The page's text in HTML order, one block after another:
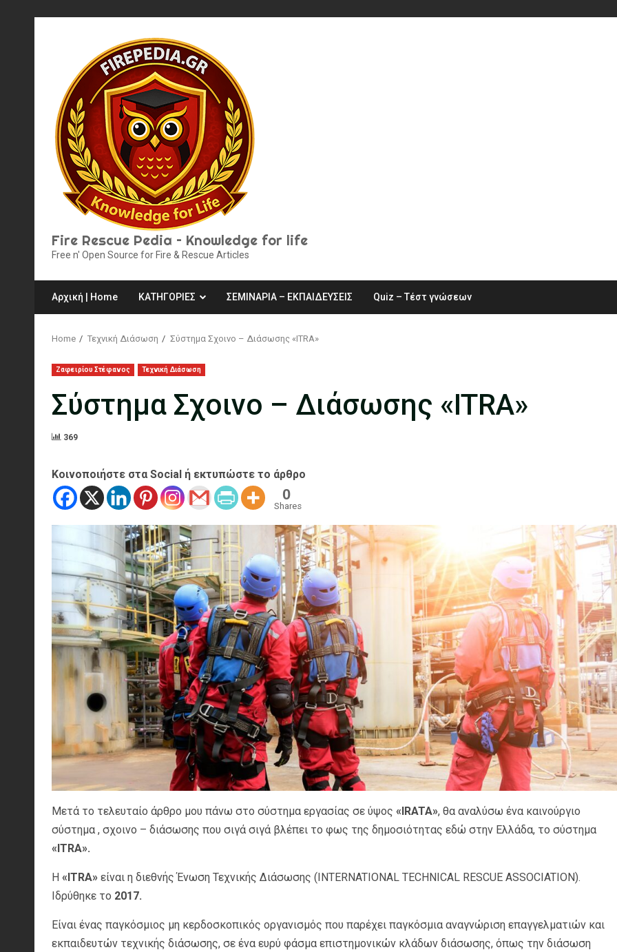
Fire Rescue Pedia – Knowledge for life
Free n' Open Source for Fire & Rescue Articles
Αρχική | Home ΚΑΤΗΓΟΡΙΕΣ ΣΕΜΙΝΑΡΙΑ – ΕΚΠΑΙΔΕΥΣΕΙΣ Quiz – Τέστ γνώσεων
Home Τεχνική Διάσωση Σύστημα Σχοινο – Διάσωσης «ITRA»
Ζαφειρίου Στέφανος Τεχνική Διάσωση
Σύστημα Σχοινο – Διάσωσης «ITRA»
369
Κοινοποιήστε στα Social ή εκτυπώστε το άρθρο
0
Shares
Μετά το τελευταίο άρθρο μου πάνω στο σύστημα εργασίας σε ύψος «IRATA», θα αναλύσω ένα καινούργιο
σύστημα , σχοινο – διάσωσης που σιγά σιγά βλέπει το φως της δημοσιότητας εδώ στην Ελλάδα, το σύστημα
«ITRA».
Η «ITRA» είναι η διεθνής Ένωση Τεχνικής Διάσωσης (INTERNATIONAL TECHNICAL RESCUE ASSOCIATION).
Ιδρύθηκε το 2017.
Είναι ένας παγκόσμιος μη κερδοσκοπικός οργανισμός που παρέχει παγκόσμια αναγνώριση επαγγελματιών και
εκπαιδευτών τεχνικής διάσωσης, σε ένα ευρύ φάσμα επιστημονικών κλάδων διάσωσης, όπως την διάσωση